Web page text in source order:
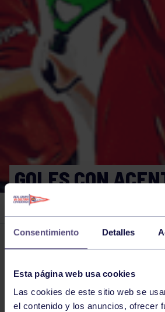
Consentimiento Detalles
Esta página web usa cookies
Las cookies de este sitio web se
el contenido y los anuncios, ofrecer
GOLES CON
YANKEE, IÑIGO
El grupo en prensa 29
Comparte